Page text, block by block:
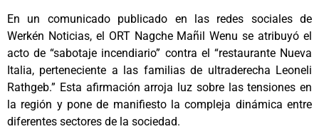
En un comunicado publicado en las redes sociales de
Werkén Noticias, el ORT Nagche Mañil Wenu se atribuyó el
acto de “sabotaje incendiario” contra el “restaurante Nueva
Italia, perteneciente a las familias de ultraderecha Leoneli
Rathgeb.” Esta afirmación arroja luz sobre las tensiones en
la región y pone de manifiesto la compleja dinámica entre
diferentes sectores de la sociedad.